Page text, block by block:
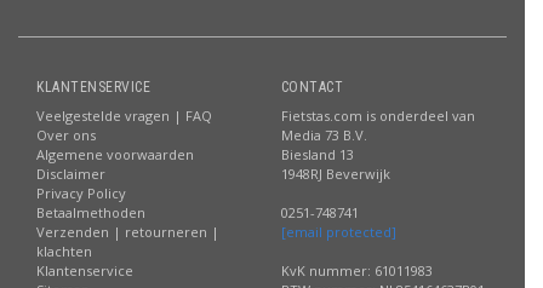
KLANTENSERVICE
Veelgestelde vragen | FAQ
Over ons
Algemene voorwaarden
Disclaimer
Privacy Policy
Betaalmethoden
Verzenden | retourneren |
klachten
Klantenservice
CONTACT
Fietstas.com is onderdeel van
Media 73 B.V.
Biesland 13
1948RJ Beverwijk
0251-748741
[email protected]
KvK nummer: 61011983